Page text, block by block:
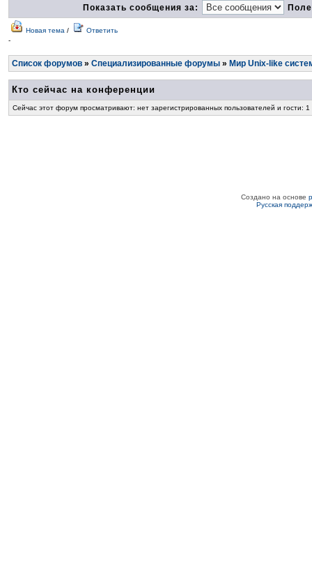
Показать сообщения за:
Новая тема /
Ответить
-
Список форумов » Специализированные форумы » Мир Unix-like
Кто сейчас на конференции
Сейчас этот форум просматривают: нет зарегистрированных пользователей и гости: 1
Создано на основе
Русская